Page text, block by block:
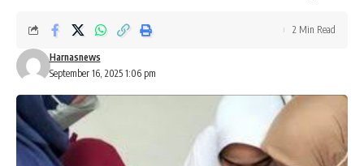
September 16, 2025 1:06 pm
Harnasnews
2 Min Read